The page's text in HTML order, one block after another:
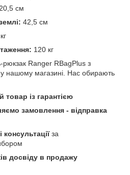
см
42,5 см
120 кг
рюкзак Ranger RBagPlus з
нашому магазині. Нас обирають
із гарантією
замовлення - відправка
за
досвіду в продажу